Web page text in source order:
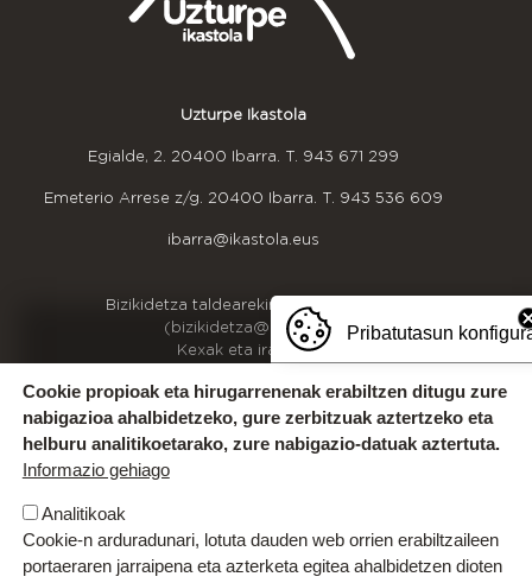
Uzturpe Ikastola
Egialde, 2. 20400 Ibarra. T. 943 671 299
Emeterio Arrese z/g. 20400 Ibarra. T. 943 536 609
ibarra@ikastola.eus
OINEKO INFORMAZIOA
Bizikidetza taldearekin harremanetan jarri
(bizikidetza@uzturpe.eus)
Kexak eta iradokizunak
Gurekin lan egin
Pribatutasun
Cookie propioak eta hirugarrenenak erabiltzen ditugu zure
nabigazioa ahalbidetzeko, gure zerbitzuak aztertzeko eta
helburu analitikoetarako, zure nabigazio-datuak aztertuta.
Informazio gehiago
Analitikoak
Cookie-n arduradunari, lotuta dauden web orrien erabiltzaileen
portaeraren jarraipena eta azterketa egitea ahalbidetzen dioten